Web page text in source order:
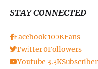
STAY CONNECTED
Facebook100KFans
Twitter 0Followers
Youtube 3.3KSubscriber